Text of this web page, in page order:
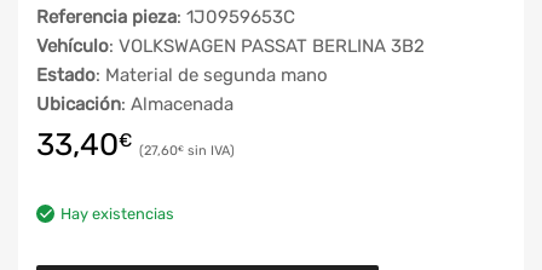
Referencia pieza: 1J0959653C
Vehículo: VOLKSWAGEN PASSAT BERLINA 3B2
Estado: Material de segunda mano
Ubicación: Almacenada
33,40€ 27,60€
Hay existencias